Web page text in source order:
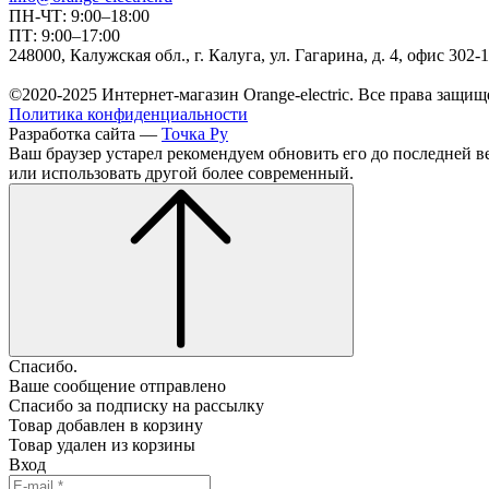
ПН-ЧТ: 9:00–18:00
ПТ: 9:00–17:00
248000, Калужская обл., г. Калуга, ул. Гагарина, д. 4, офис 302-
©2020-2025 Интернет-магазин Orange-electric. Все права
Политика конфиденциальности
Разработка сайта — Точка Ру
Ваш браузер устарел рекомендуем обновить его до последней
или использовать другой более современный.
Спасибо.
Ваше сообщение отправлено
Спасибо за подписку на рассылку
Товар добавлен в корзину
Товар удален из корзины
Вход